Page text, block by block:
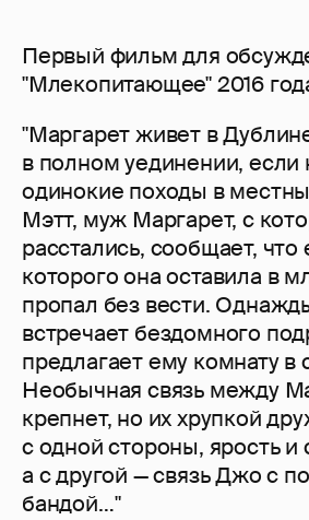
Первый фильм для
"Млекопитающее" 2016
"Маргарет живет в
в полном уединении, если
одинокие походы в
Мэтт, муж Маргарет, с
расстались, сообщает, что
которого она оставила в
пропал без вести.
встречает бездомного
предлагает ему комнату
Необычная связь между
крепнет, но их хрупкой
с одной стороны, ярость и
а с другой — связь Джо с
бандой…"